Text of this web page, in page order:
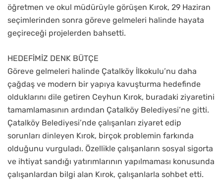
öğretmen ve okul müdürüyle görüşen Kırok, 29 Haziran
seçimlerinden sonra göreve gelmeleri halinde hayata
geçireceği projelerden bahsetti.
HEDEFİMİZ DENK BÜTÇE
Göreve gelmeleri halinde Çatalköy İlkokulu’nu daha
çağdaş ve modern bir yapıya kavuşturma hedefinde
olduklarını dile getiren Ceyhun Kırok, buradaki ziyaretini
tamamlamasının ardından Çatalköy Belediyesi’ne gitti.
Çatalköy Belediyesi’nde çalışanları ziyaret edip
sorunları dinleyen Kırok, birçok problemin farkında
olduğunu vurguladı. Özellikle çalışanların sosyal sigorta
ve ihtiyat sandığı yatırımlarının yapılmaması konusunda
çalışanlardan bilgi alan Kırok, çalışanlarla sohbet etti.